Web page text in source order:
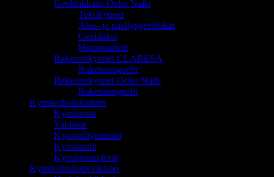
Geelilakkaus Ocho Nails
Tekokynnet
Alus- ja päällysgeelilakat
Geelilakat
Hoitotuotteet
Rakennekynnet CLARESA
Rakennusgeelit
Rakennekynnet Ocho Nails
Rakennusgeelit
Kynsienhoitolaitteet
Kynsiporat
Varaosat
Kynsipölynimurit
Kynsiuunit
Kynsiporan terät
Kynsienhoitotarvikkeet